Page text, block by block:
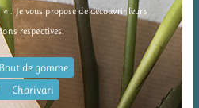
« . Je vous propose de découvrir leurs
respectives.
Bout de gomme
Charivari